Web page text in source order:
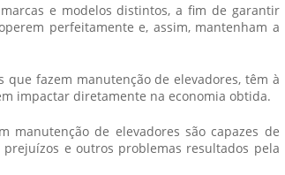
e modelos distintos, a fim de garantir
perfeitamente e, assim, mantenham a
que fazem manutenção de elevadores, têm à
impactar diretamente na economia obtida.
manutenção de elevadores são capazes de
e outros problemas resultados pela